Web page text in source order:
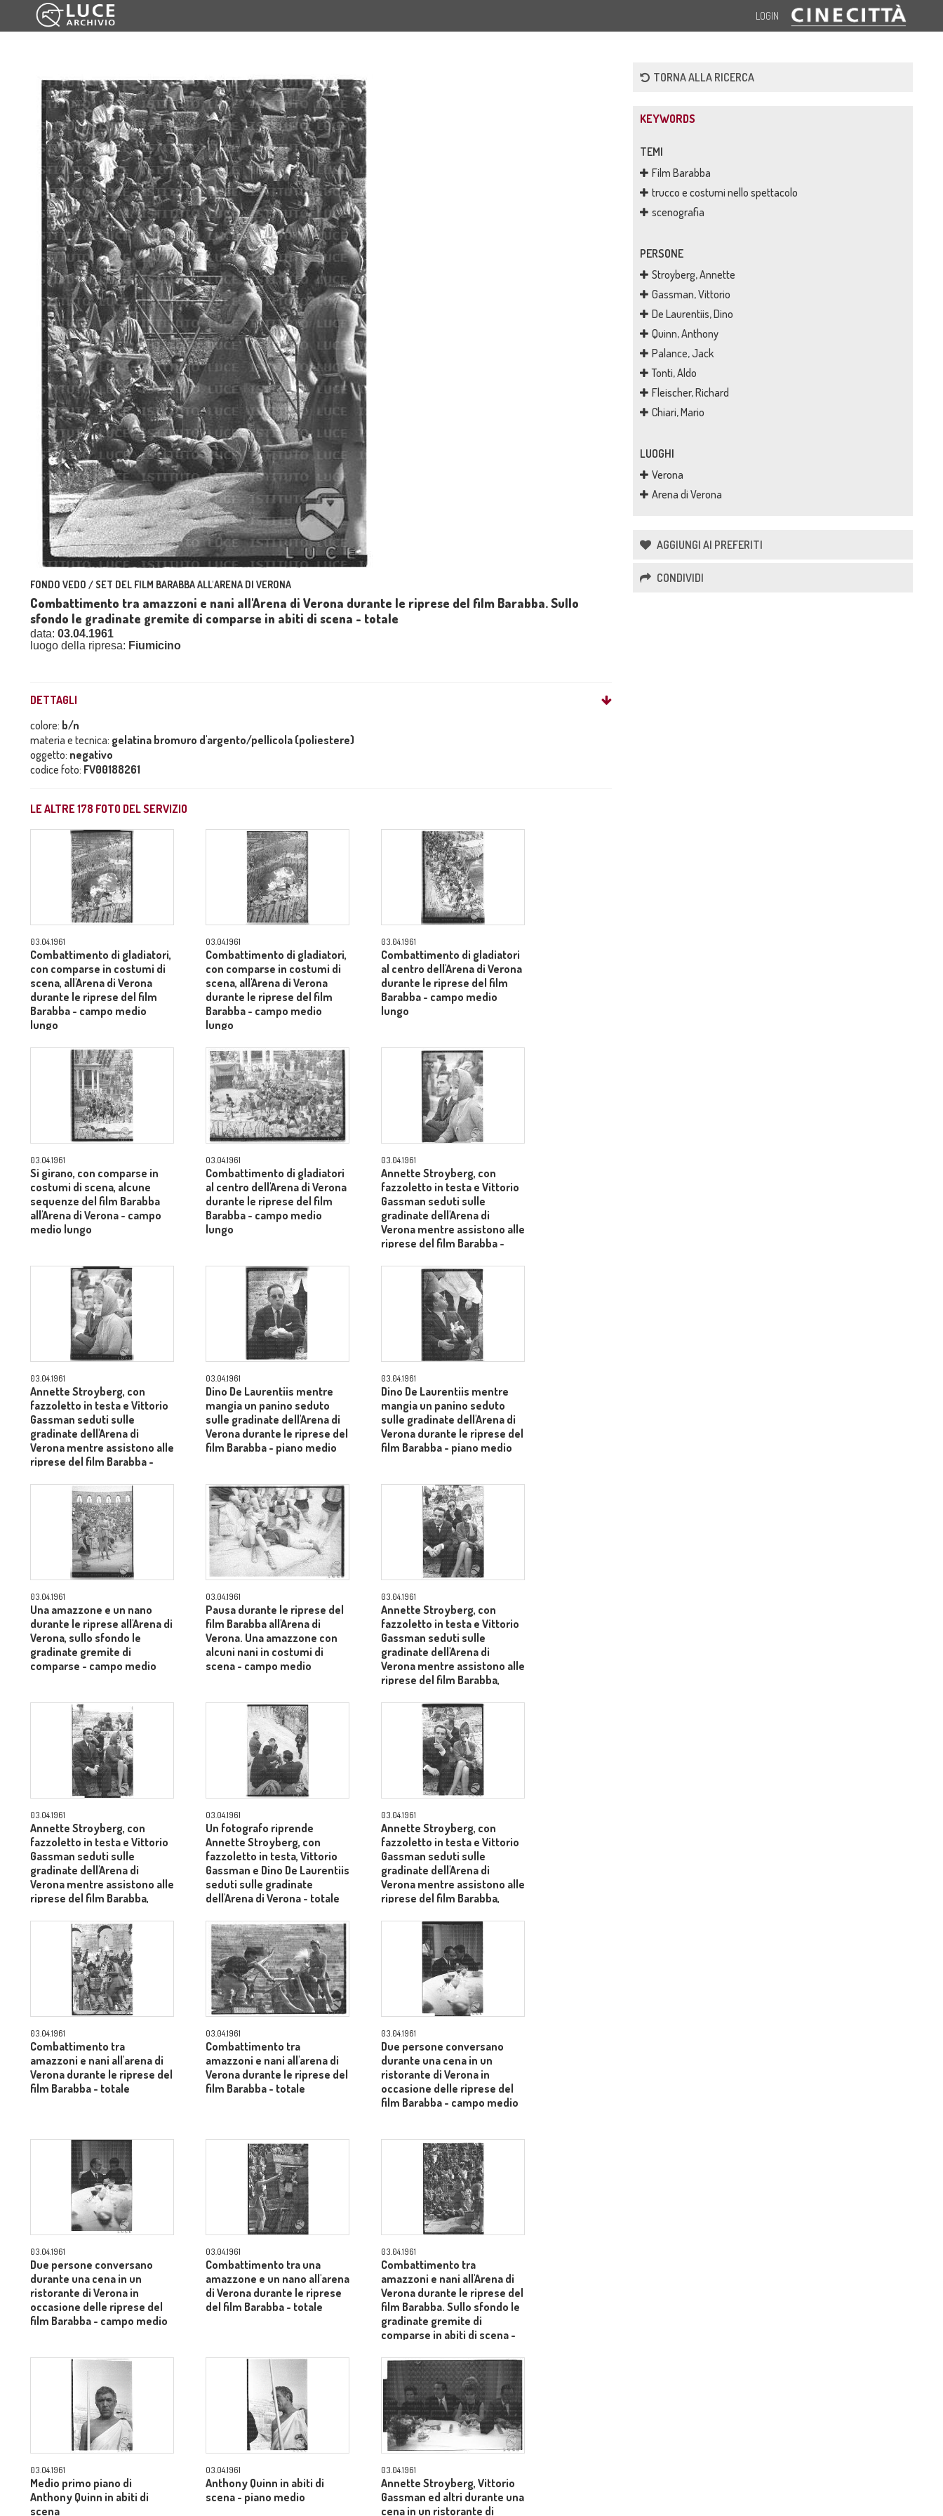
LOGIN
FONDO VEDO / SET DEL FILM BARABBA ALL'ARENA DI VERONA
Combattimento tra amazzoni e nani all'Arena di Verona durante le riprese del film Barabba. Sullo
sfondo le gradinate gremite di comparse in abiti di scena - totale
data: 03.04.1961
luogo della ripresa: Fiumicino
DETTAGLI
colore: b/n
materia e tecnica: gelatina bromuro d'argento/pellicola (poliestere)
oggetto: negativo
codice foto: FV00188261
LE ALTRE178 FOTO DEL SERVIZIO
03.04.1961
Combattimento di gladiatori,
con comparse in costumi di
scena, all'Arena di Verona
durante le riprese del film
Barabba - campo medio
lungo
03.04.1961
Combattimento di gladiatori,
con comparse in costumi di
scena, all'Arena di Verona
durante le riprese del film
Barabba - campo medio
lungo
03.04.1961
Combattimento di gladiatori
al centro dell'Arena di Verona
durante le riprese del film
Barabba - campo medio
lungo
03.04.1961
Si girano, con comparse in
costumi di scena, alcune
sequenze del film Barabba
all'Arena di Verona - campo
medio lungo
03.04.1961
Combattimento di gladiatori
al centro dell'Arena di Verona
durante le riprese del film
Barabba - campo medio
lungo
03.04.1961
Annette Stroyberg, con
fazzoletto in testa e Vittorio
Gassman seduti sulle
gradinate dell'Arena di
Verona mentre assistono alle
riprese del film Barabba -
03.04.1961
Annette Stroyberg, con
fazzoletto in testa e Vittorio
Gassman seduti sulle
gradinate dell'Arena di
Verona mentre assistono alle
riprese del film Barabba -
03.04.1961
Dino De Laurentiis mentre
mangia un panino seduto
sulle gradinate dell'Arena di
Verona durante le riprese del
film Barabba - piano medio
03.04.1961
Dino De Laurentiis mentre
mangia un panino seduto
sulle gradinate dell'Arena di
Verona durante le riprese del
film Barabba - piano medio
03.04.1961
Una amazzone e un nano
durante le riprese all'Arena di
Verona, sullo sfondo le
gradinate gremite di
comparse - campo medio
03.04.1961
Pausa durante le riprese del
film Barabba all'Arena di
Verona. Una amazzone con
alcuni nani in costumi di
scena - campo medio
03.04.1961
Annette Stroyberg, con
fazzoletto in testa e Vittorio
Gassman seduti sulle
gradinate dell'Arena di
Verona mentre assistono alle
riprese del film Barabba,
Laurentiis - totale
03.04.1961
Annette Stroyberg, con
fazzoletto in testa e Vittorio
Gassman seduti sulle
gradinate dell'Arena di
Verona mentre assistono alle
riprese del film Barabba,
Laurentiis - totale
03.04.1961
Un fotografo riprende
Annette Stroyberg, con
fazzoletto in testa, Vittorio
Gassman e Dino De Laurentiis
seduti sulle gradinate
dell'Arena di Verona - totale
03.04.1961
Annette Stroyberg, con
fazzoletto in testa e Vittorio
Gassman seduti sulle
gradinate dell'Arena di
Verona mentre assistono alle
riprese del film Barabba,
Laurentiis - totale
03.04.1961
Combattimento tra
amazzoni e nani all'arena di
Verona durante le riprese del
film Barabba - totale
03.04.1961
Combattimento tra
amazzoni e nani all'arena di
Verona durante le riprese del
film Barabba - totale
03.04.1961
Due persone conversano
durante una cena in un
ristorante di Verona in
occasione delle riprese del
film Barabba - campo medio
03.04.1961
Due persone conversano
durante una cena in un
ristorante di Verona in
occasione delle riprese del
film Barabba - campo medio
03.04.1961
Combattimento tra una
amazzone e un nano all'arena
di Verona durante le riprese
del film Barabba - totale
03.04.1961
Combattimento tra
amazzoni e nani all'Arena di
Verona durante le riprese del
film Barabba. Sullo sfondo le
gradinate gremite di
comparse in abiti di scena -
03.04.1961
Medio primo piano di
Anthony Quinn in abiti di
scena
03.04.1961
Anthony Quinn in abiti di
scena - piano medio
03.04.1961
Annette Stroyberg, Vittorio
Gassman ed altri durante una
cena in un ristorante di
TORNA ALLA RICERCA
KEYWORDS
TEMI
Film Barabba
trucco e costumi nello spettacolo
scenografia
PERSONE
Stroyberg, Annette
Gassman, Vittorio
De Laurentiis, Dino
Quinn, Anthony
Palance, Jack
Tonti, Aldo
Fleischer, Richard
Chiari, Mario
LUOGHI
Verona
Arena di Verona
AGGIUNGI AI PREFERITI
CONDIVIDI